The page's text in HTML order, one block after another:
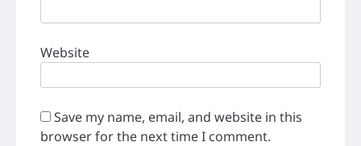
Website
Save my name, email, and website in this
browser for the next time I comment.